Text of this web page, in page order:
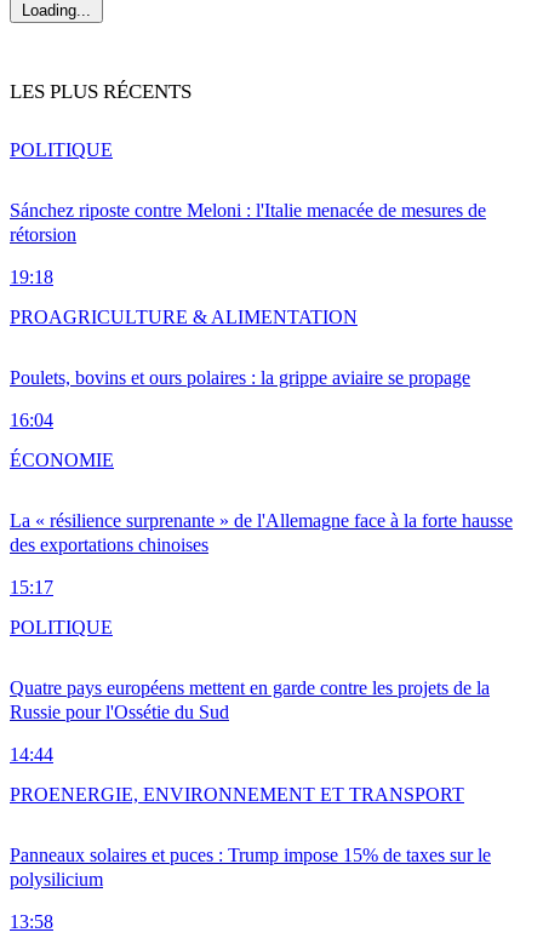
Loading...
LES PLUS RÉCENTS
Sánchez riposte contre Meloni : l'Italie menacée de mesures de
rétorsion
19:18
POLITIQUE
Poulets, bovins et ours polaires : la grippe aviaire se propage
16:04
PROAGRICULTURE & ALIMENTATION
La « résilience surprenante » de l'Allemagne face à la forte hausse
des exportations chinoises
15:17
ÉCONOMIE
Quatre pays européens mettent en garde contre les projets de la
Russie pour l'Ossétie du Sud
14:44
POLITIQUE
Panneaux solaires et puces : Trump impose 15% de taxes sur le
polysilicium
13:58
PROENERGIE, ENVIRONNEMENT ET TRANSPORT